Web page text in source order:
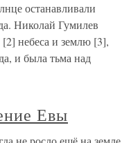
останавливали
Николай Гумилев
небеса и землю [3],
и была тьма над
Евы